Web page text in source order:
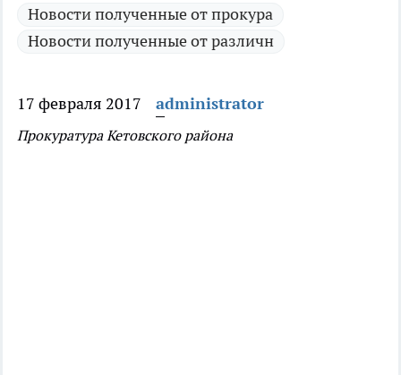
Новости полученные от прокура
Новости полученные от различн
17 февраля 2017 administrator
Прокуратура Кетовского района